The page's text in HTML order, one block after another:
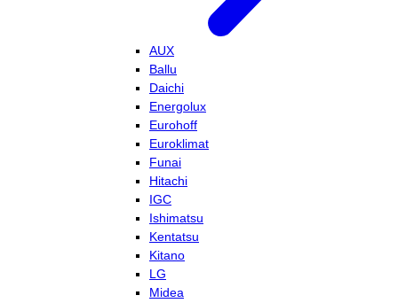
AUX
Ballu
Daichi
Energolux
Eurohoff
Euroklimat
Funai
Hitachi
IGC
Ishimatsu
Kentatsu
Kitano
LG
Midea